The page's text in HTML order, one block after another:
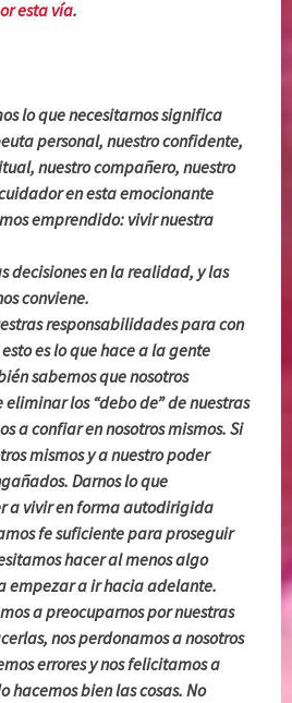
esta vía.
lo que necesitarnos significa
personal, nuestro confidente,
nuestro compañero, nuestro
en esta emocionante
emprendido: vivir nuestra
decisiones en la realidad, y las
conviene.
responsabilidades para con
es lo que hace a la gente
sabemos que nosotros
los “debo de” de nuestras
a confiar en nosotros mismos. Si
mismos y a nuestro poder
Darnos lo que
a vivir en forma autodirigida
fe suficiente para proseguir
hacer al menos algo
empezar a ir hacia adelante.
a preocuparnos por nuestras
nos perdonamos a nosotros
errores y nos felicitamos a
hacemos bien las cosas. No